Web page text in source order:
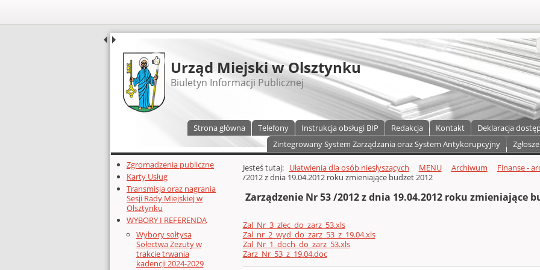
UDOSTĘPNIJ
Urząd Miejski w Olsztynku
Biuletyn Informacji Publicznej
Strona główna Telefony Instrukcja obsługi BIP Redakcja Kontakt Deklaracja
Zintegrowany System Zarządzania oraz System Antykorupcyjny
Dodatkowe zasoby (lewa kolumna)
Zgromadzenia publiczne
Karty Usług
Transmisja oraz nagrania
Sesji Rady Miejskiej w
Olsztynku
WYBORY I REFERENDA
Wybory sołtysa
Sołectwa Zezuty w
trakcie trwania
kadencji 2024-2029
Głównej zawartości
Jesteś tutaj: Ułatwienia dla osób niesłyszących MENU Archiwum Finanse -
/2012 z dnia 19.04.2012 roku zmieniające budżet 2012
Zarządzenie Nr 53 /2012 z dnia 19.04.2012 roku zmieniające
Zal_Nr_3_zlec_do_zarz_53.xls
Zal_nr_2_wyd_do_zarz_53_z_19.04.xls
Zal_Nr_1_doch_do_zarz_53.xls
Zarz_Nr_53_z_19.04.doc